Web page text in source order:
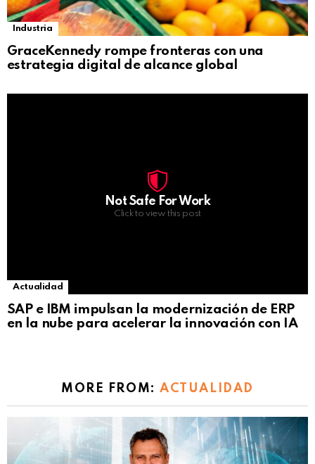
Industria
GraceKennedy rompe fronteras con una
estrategia digital de alcance global
Not Safe For Work
Click to view this post
Actualidad
SAP e IBM impulsan la modernización de ERP
en la nube para acelerar la innovación con IA
MORE FROM:ACTUALIDAD